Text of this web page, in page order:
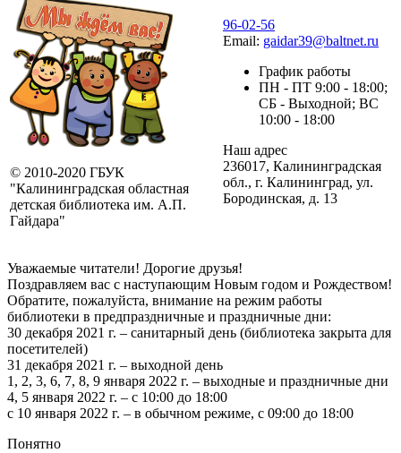
© 2010-2020 ГБУК
"Калининградская областная
детская библиотека им. А.П.
Гайдара"
96-02-56
Email: gaidar39@baltnet.ru
График работы
ПН - ПТ 9:00 - 18:00;
СБ - Выходной; ВС
10:00 - 18:00
Наш адрес
236017, Калининградская
обл., г. Калининград, ул.
Бородинская, д. 13
Уважаемые читатели! Дорогие друзья!
Поздравляем вас с наступающим Новым годом и Рождеством!
Обратите, пожалуйста, внимание на режим работы
библиотеки в предпраздничные и праздничные дни:
30 декабря 2021 г. – санитарный день (библиотека закрыта для
посетителей)
31 декабря 2021 г. – выходной день
1, 2, 3, 6, 7, 8, 9 января 2022 г. – выходные и праздничные дни
4, 5 января 2022 г. – с 10:00 до 18:00
с 10 января 2022 г. – в обычном режиме, с 09:00 до 18:00
Понятно